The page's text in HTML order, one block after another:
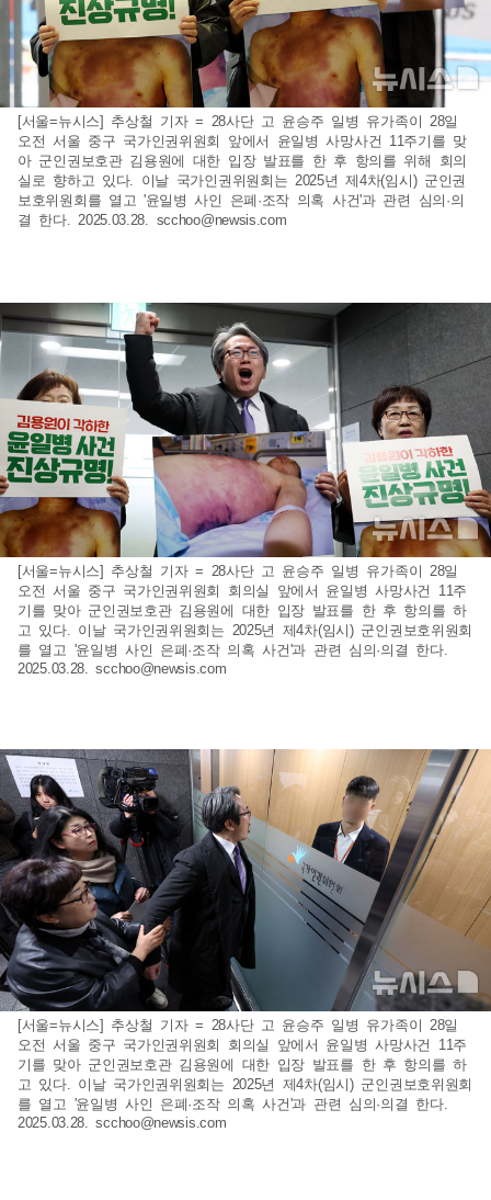
[서울=뉴시스] 추상철 기자 = 28사단 고 윤승주 일병 유가족이 28일
오전 서울 중구 국가인권위원회 앞에서 윤일병 사망사건 11주기를 맞
아 군인권보호관 김용원에 대한 입장 발표를 한 후 항의를 위해 회의
실로 향하고 있다. 이날 국가인권위원회는 2025년 제4차(임시) 군인권
보호위원회를 열고 '윤일병 사인 은폐·조작 의혹 사건'과 관련 심의·의
결 한다. 2025.03.28. scchoo@newsis.com
[서울=뉴시스] 추상철 기자 = 28사단 고 윤승주 일병 유가족이 28일
오전 서울 중구 국가인권위원회 회의실 앞에서 윤일병 사망사건 11주
기를 맞아 군인권보호관 김용원에 대한 입장 발표를 한 후 항의를 하
고 있다. 이날 국가인권위원회는 2025년 제4차(임시) 군인권보호위원회
를 열고 '윤일병 사인 은폐·조작 의혹 사건'과 관련 심의·의결 한다.
2025.03.28.scchoo@newsis.com
[서울=뉴시스] 추상철 기자 = 28사단 고 윤승주 일병 유가족이 28일
오전 서울 중구 국가인권위원회 회의실 앞에서 윤일병 사망사건 11주
기를 맞아 군인권보호관 김용원에 대한 입장 발표를 한 후 항의를 하
고 있다. 이날 국가인권위원회는 2025년 제4차(임시) 군인권보호위원회
를 열고 '윤일병 사인 은폐·조작 의혹 사건'과 관련 심의·의결 한다.
2025.03.28.scchoo@newsis.com